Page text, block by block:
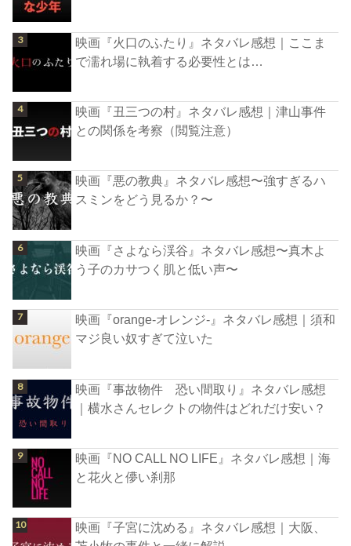
映画『火口のふたり』ネタバレ感想｜ここま
で濡れ場に執着する必要性とは…
映画『丑三つの村』ネタバレ感想｜津山事件
との関係を考察（閲覧注意）
映画『悪の教典』ネタバレ感想〜強すぎるハ
スミンをどう見るか？〜
映画『さよなら渓谷』ネタバレ感想〜真木よ
う子のカサつく肌と低い声〜
映画『orange-オレンジ-』ネタバレ感想｜須和
マジ良い奴すぎて泣いた
映画『事故物件 恐い間取り』ネタバレ感想
｜横水さんセレクトの物件はどれだけ安い？
映画『NO CALL NO LIFE』ネタバレ感想｜海
と花火と儚い刹那
映画『子宮に沈める』ネタバレ感想｜大阪、